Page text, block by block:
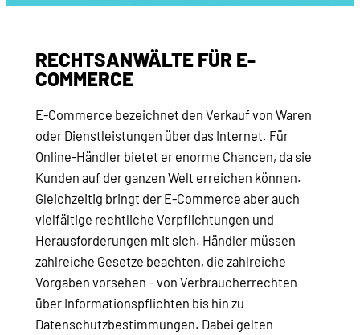
RECHTSANWÄLTE FÜR E-
COMMERCE
E-Commerce bezeichnet den Verkauf von Waren
oder Dienstleistungen über das Internet. Für
Online-Händler bietet er enorme Chancen, da sie
Kunden auf der ganzen Welt erreichen können.
Gleichzeitig bringt der E-Commerce aber auch
vielfältige rechtliche Verpflichtungen und
Herausforderungen mit sich. Händler müssen
zahlreiche Gesetze beachten, die zahlreiche
Vorgaben vorsehen – von Verbraucherrechten
über Informationspflichten bis hin zu
Datenschutzbestimmungen. Dabei gelten